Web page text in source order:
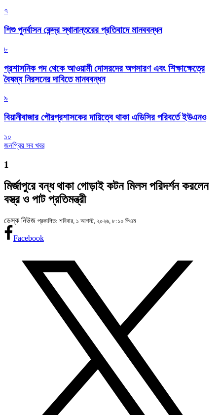
৭
শিশু পুনর্বাসন কেন্দ্র স্থানান্তরের প্রতিবাদে মানববন্ধন
৮
প্রশাসনিক পদ থেকে আওয়ামী দোসরদের অপসারণ এবং শিক্ষাক্ষেত্রে
বৈষম্য নিরসনের দাবিতে মানববন্ধন
৯
বিয়ানীবাজার পৌরপ্রশাসকের দায়িত্বে থাকা এডিসির পরিবর্তে ইউএনও
১০
জনপ্রিয় সব খবর
1
মির্জাপুরে বন্ধ থাকা গোড়াই কটন মিলস পরিদর্শন করলেন
বস্ত্র ও পাট প্রতিমন্ত্রী
ডেস্ক নিউজ প্রকাশিত: শনিবার, ১ আগস্ট, ২০২৬, ৮:১০ পিএম
Facebook